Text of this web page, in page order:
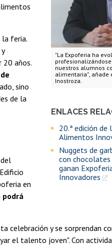
"La Expoferia ha
nuestros alumnos
alimentaria”, añade
Inostroza.
ENLACES
20.ª edición de
Alimentos
Nuggets de
con chocolates
ganan
Innovadores
la feria.
20 años.
sino
de la
en
podrá
celebración y se sorprendan
el talento joven". Con